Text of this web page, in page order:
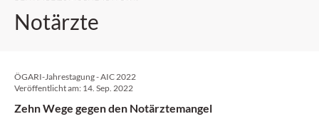
Notärzte
ÖGARI-Jahrestagung - AIC 2022
Veröffentlicht am: 14. Sep. 2022
Zehn Wege gegen den Notärztemangel